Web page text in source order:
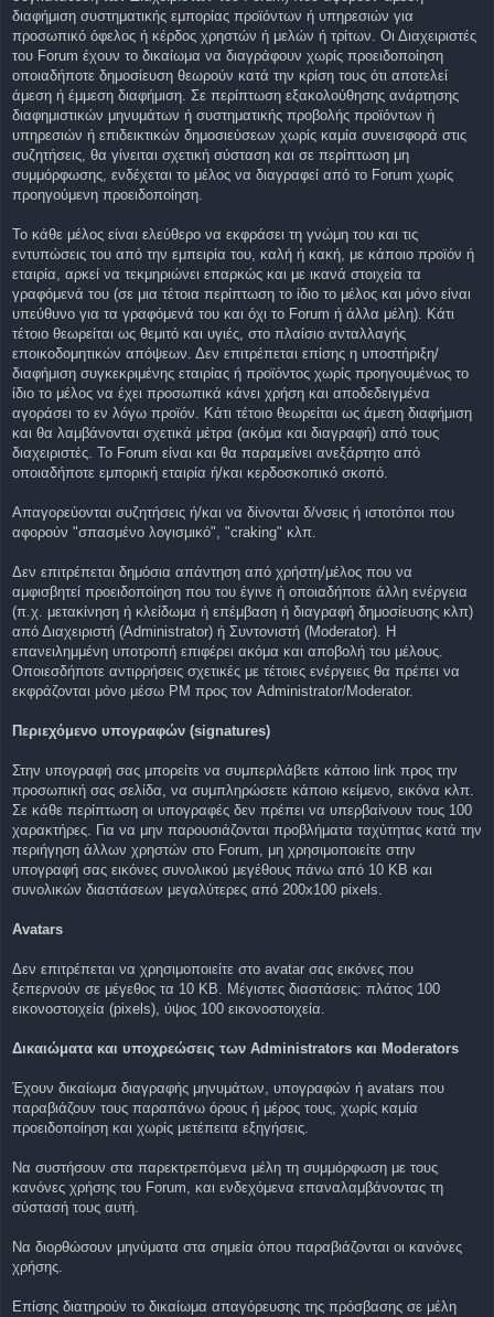
διαφήμιση συστηματικής εμπορίας προϊόντων ή υπηρεσιών για
προσωπικό όφελος ή κέρδος χρηστών ή μελών ή τρίτων. Οι Διαχειριστές
του Forum έχουν το δικαίωμα να διαγράφουν χωρίς προειδοποίηση
οποιαδήποτε δημοσίευση θεωρούν κατά την κρίση τους ότι αποτελεί
άμεση ή έμμεση διαφήμιση. Σε περίπτωση εξακολούθησης ανάρτησης
διαφημιστικών μηνυμάτων ή συστηματικής προβολής προϊόντων ή
υπηρεσιών ή επιδεικτικών δημοσιεύσεων χωρίς καμία συνεισφορά στις
συζητήσεις, θα γίνειται σχετική σύσταση και σε περίπτωση μη
συμμόρφωσης, ενδέχεται το μέλος να διαγραφεί από το Forum χωρίς
προηγούμενη προειδοποίηση.
Το κάθε μέλος είναι ελεύθερο να εκφράσει τη γνώμη του και τις
εντυπώσεις του από την εμπειρία του, καλή ή κακή, με κάποιο προϊόν ή
εταιρία, αρκεί να τεκμηριώνει επαρκώς και με ικανά στοιχεία τα
γραφόμενά του (σε μια τέτοια περίπτωση το ίδιο το μέλος και μόνο είναι
υπεύθυνο για τα γραφόμενά του και όχι το Forum ή άλλα μέλη). Κάτι
τέτοιο θεωρείται ως θεμιτό και υγιές, στο πλαίσιο ανταλλαγής
εποικοδομητικών απόψεων. Δεν επιτρέπεται επίσης η υποστήριξη/
διαφήμιση συγκεκριμένης εταιρίας ή προϊόντος χωρίς προηγουμένως το
ίδιο το μέλος να έχει προσωπικά κάνει χρήση και αποδεδειγμένα
αγοράσει το εν λόγω προϊόν. Κάτι τέτοιο θεωρείται ως άμεση διαφήμιση
και θα λαμβάνονται σχετικά μέτρα (ακόμα και διαγραφή) από τους
διαχειριστές. Το Forum είναι και θα παραμείνει ανεξάρτητο από
οποιαδήποτε εμπορική εταιρία ή/και κερδοσκοπικό σκοπό.
Απαγορεύονται συζητήσεις ή/και να δίνονται δ/νσεις ή ιστοτόποι που
αφορούν "σπασμένο λογισμικό", "craking" κλπ.
Δεν επιτρέπεται δημόσια απάντηση από χρήστη/μέλος που να
αμφισβητεί προειδοποίηση που του έγινε ή οποιαδήποτε άλλη ενέργεια
(π.χ. μετακίνηση ή κλείδωμα ή επέμβαση ή διαγραφή δημοσίευσης κλπ)
από Διαχειριστή (Administrator) ή Συντονιστή (Moderator). Η
επανειλημμένη υποτροπή επιφέρει ακόμα και αποβολή του μέλους.
Οποιεσδήποτε αντιρρήσεις σχετικές με τέτοιες ενέργειες θα πρέπει να
εκφράζονται μόνο μέσω PM προς τον Administrator/Moderator.
Περιεχόμενο υπογραφών (signatures)
Στην υπογραφή σας μπορείτε να συμπεριλάβετε κάποιο link προς την
προσωπική σας σελίδα, να συμπληρώσετε κάποιο κείμενο, εικόνα κλπ.
Σε κάθε περίπτωση οι υπογραφές δεν πρέπει να υπερβαίνουν τους 100
χαρακτήρες. Για να μην παρουσιάζονται προβλήματα ταχύτητας κατά την
περιήγηση άλλων χρηστών στο Forum, μη χρησιμοποιείτε στην
υπογραφή σας εικόνες συνολικού μεγέθους πάνω από 10 KB και
συνολικών διαστάσεων μεγαλύτερες από 200x100 pixels.
Avatars
Δεν επιτρέπεται να χρησιμοποιείτε στο avatar σας εικόνες που
ξεπερνούν σε μέγεθος τα 10 KB. Μέγιστες διαστάσεις: πλάτος 100
εικονοστοιχεία (pixels), ύψος 100 εικονοστοιχεία.
Δικαιώματα και υποχρεώσεις των Administrators και Moderators
Έχουν δικαίωμα διαγραφής μηνυμάτων, υπογραφών ή avatars που
παραβιάζουν τους παραπάνω όρους ή μέρος τους, χωρίς καμία
προειδοποίηση και χωρίς μετέπειτα εξηγήσεις.
Να συστήσουν στα παρεκτρεπόμενα μέλη τη συμμόρφωση με τους
κανόνες χρήσης του Forum, και ενδεχόμενα επαναλαμβάνοντας τη
σύστασή τους αυτή.
Να διορθώσουν μηνύματα στα σημεία όπου παραβιάζονται οι κανόνες
χρήσης.
Επίσης διατηρούν το δικαίωμα απαγόρευσης της πρόσβασης σε μέλη